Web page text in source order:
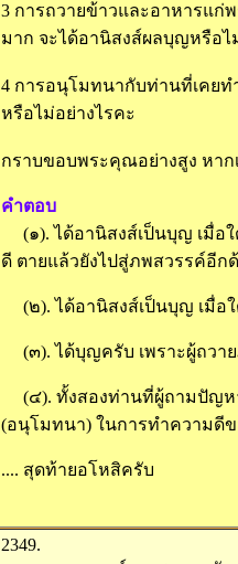
3 การถวายข้าวและอาหารแก่
มาก จะได้อานิสงส์ผลบุญหรือไ
4 การอนุโมทนากับท่านที่เคย
หรือไม่อย่างไรคะ
กราบขอบพระคุณอย่างสูง หา
คำตอบ
(๑). ได้อานิสงส์เป็นบุญ เมื่อ
ดี ตายแล้วยังไปสู่ภพสวรรค์อีก
(๒). ได้อานิสงส์เป็นบุญ เมื่อ
(๓). ได้บุญครับ เพราะผู้ถวา
(๔). ทั้งสองท่านที่ผู้ถามปัญหา
(อนุโมทนา) ในการทำความดี
.... สุดท้ายอโหสิครับ
2349.